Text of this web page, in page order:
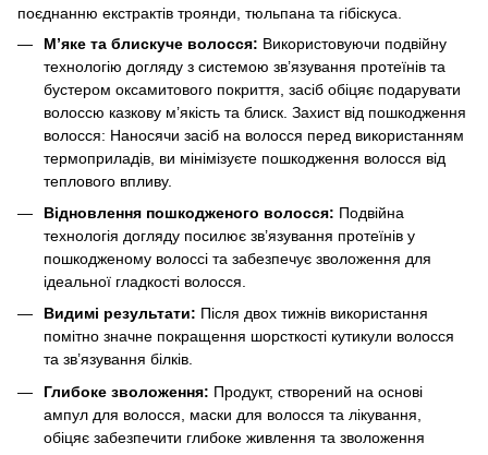
поєднанню екстрактів троянди, тюльпана та гібіскуса.
М’яке та блискуче волосся: Використовуючи подвійну
технологію догляду з системою зв’язування протеїнів та
бустером оксамитового покриття, засіб обіцяє подарувати
волоссю казкову м’якість та блиск. Захист від пошкодження
волосся: Наносячи засіб на волосся перед використанням
термоприладів, ви мінімізуєте пошкодження волосся від
теплового впливу.
Відновлення пошкодженого волосся: Подвійна
технологія догляду посилює зв’язування протеїнів у
пошкодженому волоссі та забезпечує зволоження для
ідеальної гладкості волосся.
Видимі результати: Після двох тижнів використання
помітно значне покращення шорсткості кутикули волосся
та зв’язування білків.
Глибоке зволоження: Продукт, створений на основі
ампул для волосся, маски для волосся та лікування,
обіцяє забезпечити глибоке живлення та зволоження